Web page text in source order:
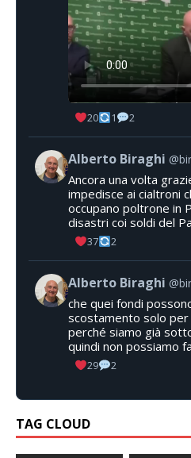
20 1 2
Alberto Biraghi
Ancora una volta
impedisce ai cialtroni
occupano poltrone in
disastri coi soldi del
37 2
Alberto Biraghi
che quei fondi
scostamento solo per
perché siamo già
quindi non possiamo
29 2
TAG CLOUD